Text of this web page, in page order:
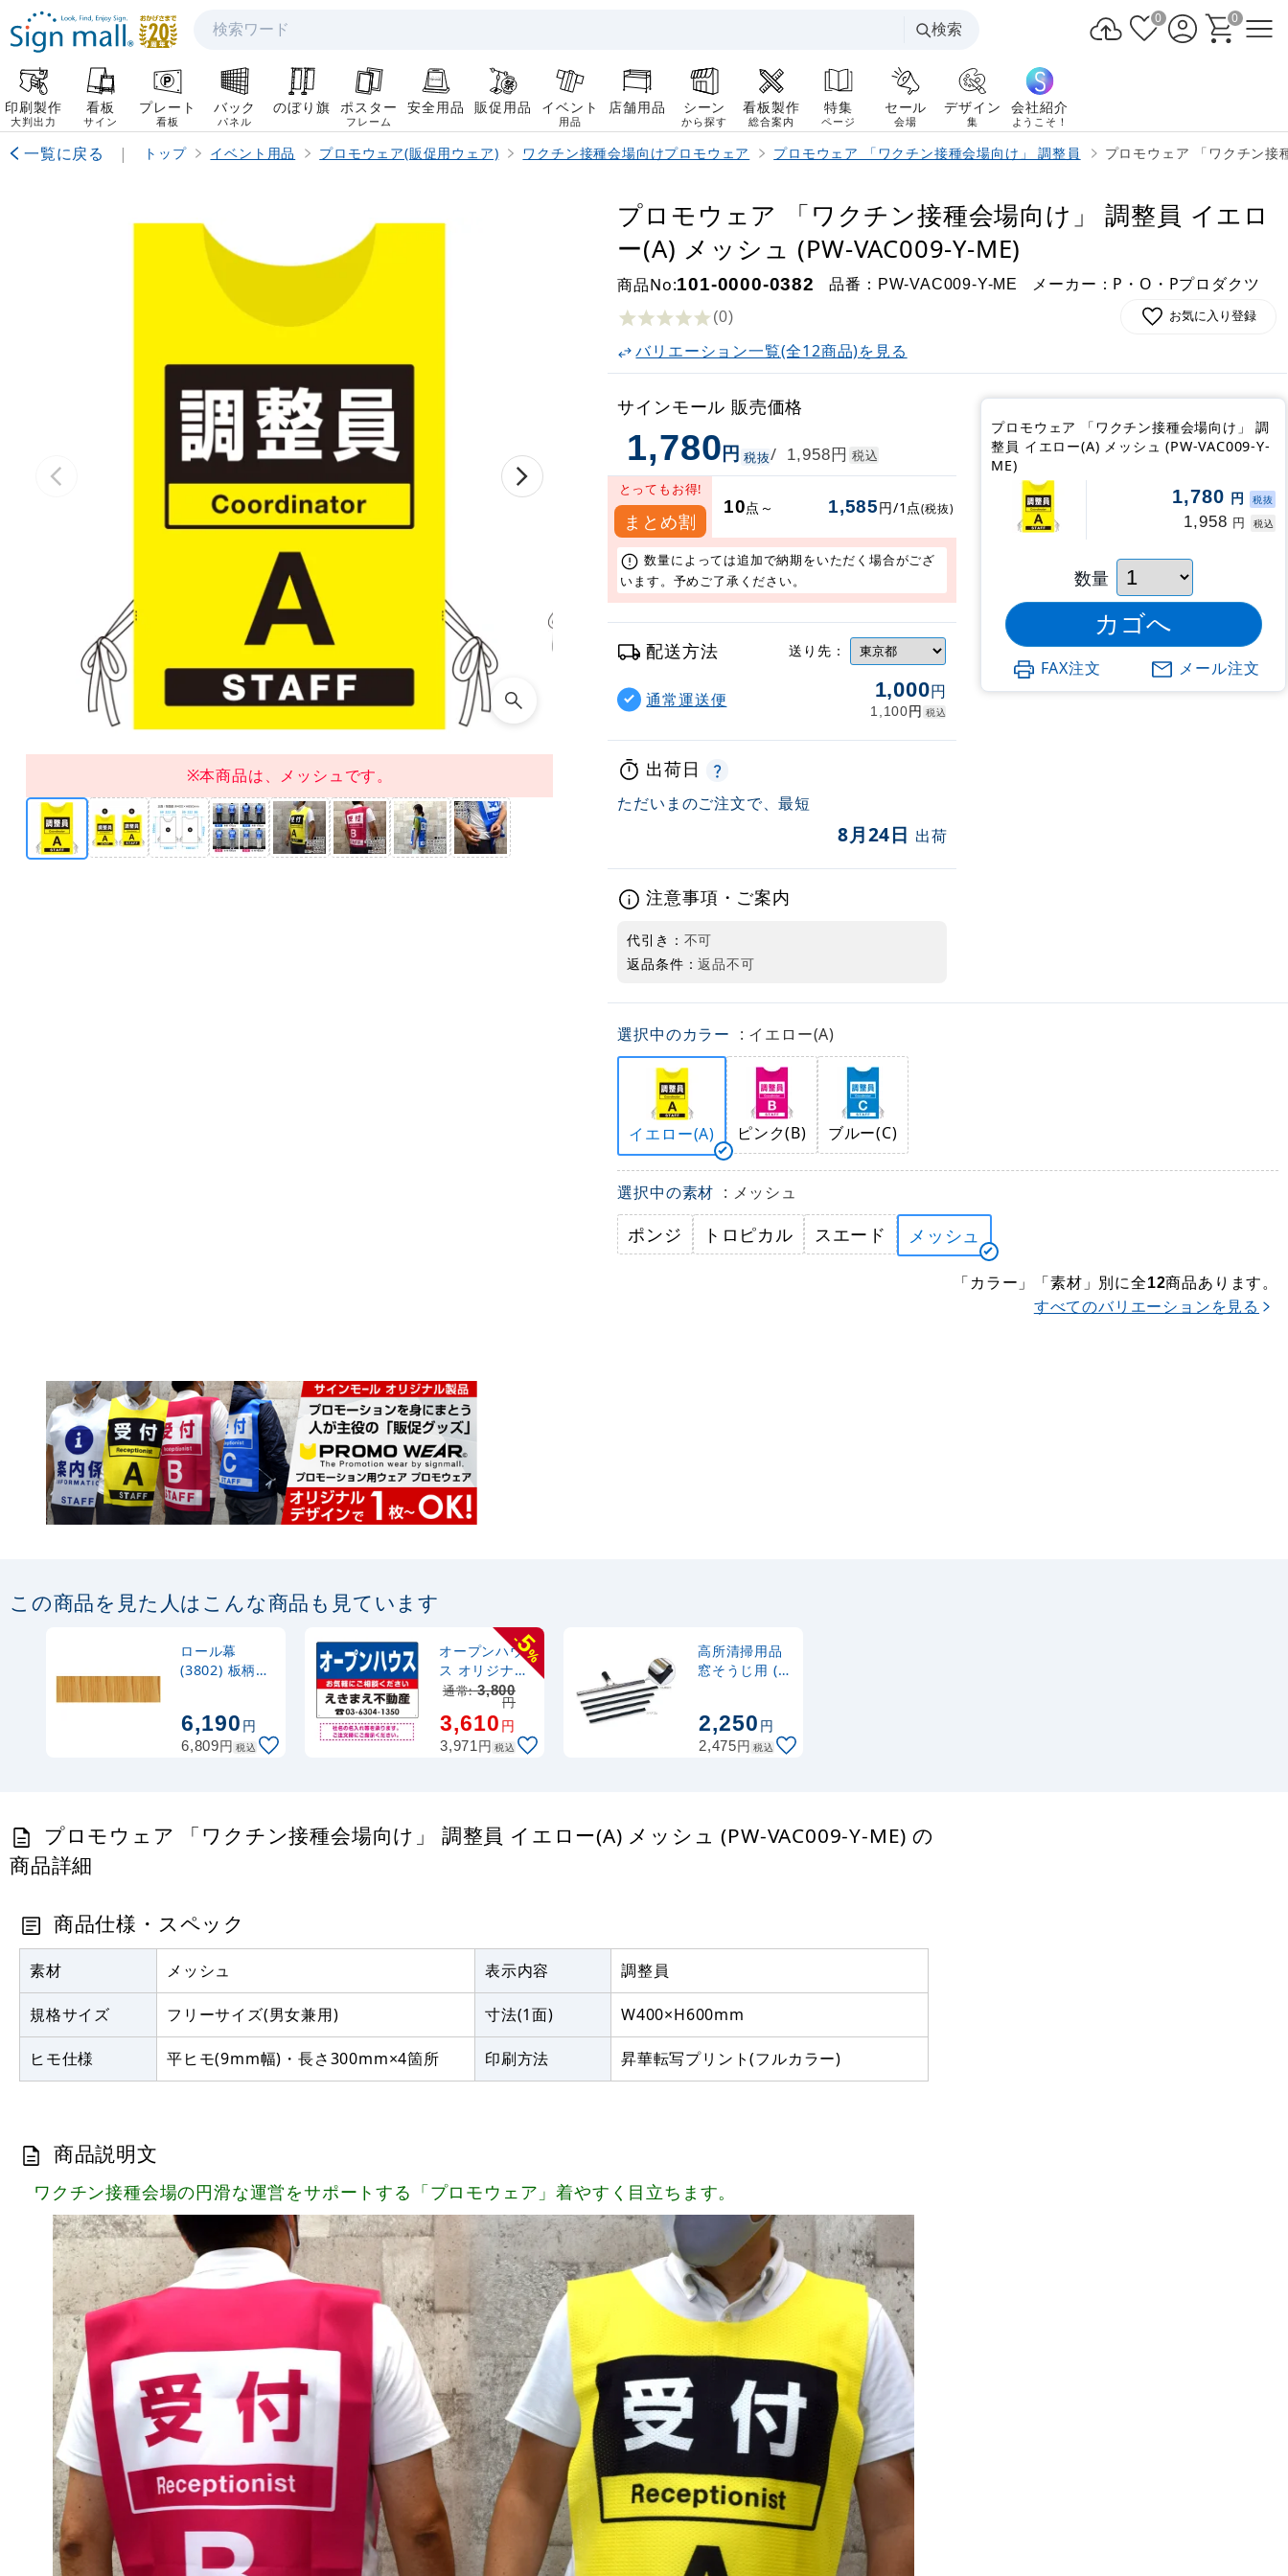
検索
検索
0 0
印刷製作
大判出力
看板
サイン
プレート
看板
バック
パネル
のぼり旗 ポスター
フレーム
安全用品 販促用品 イベント
用品
店舗用品 シーン
から探す
看板製作
総合案内
特集
ページ
セール
会場
デザイン
集
会社紹介
ようこそ！
一覧に戻る | トップ イベント用品 プロモウェア(販促用ウェア) ワクチン接種会場向けプロモウェア プロモウェア 「ワクチン接種会場向け」 調整員 プロモウェア 「ワクチン接
※本商品は、メッシュです。
プロモウェア 「ワクチン接種会場向け」 調整員 イエロ
ー(A) メッシュ (PW-VAC009-Y-ME)
商品No:101-0000-0382 品番： PW-VAC009-Y-ME メーカー：P・O・Pプロダクツ
(0) お気に入り登録
バリエーション一覧(全12商品)を見る
サインモール 販売価格
1,780円 税抜/ 1,958円 税込
とってもお得!
まとめ割
10点～ 1,585円/1点(税抜)
数量によっては追加で納期をいただく場合がござ
います。予めご了承ください。
配送方法 送り先：
通常運送便 1,000円
1,100円 税込
出荷日
ただいまのご注文で、最短
8月24日 出荷
注意事項・ご案内
代引き： 不可
返品条件：返品不可
プロモウェア 「ワクチン接種会場向け」 調
整員 イエロー(A) メッシュ (PW-VAC009-Y-
ME)
1,780 円 税抜
1,958 円 税込
数量
FAX注文 メール注文
選択中のカラー : イエロー(A)
イエロー(A) ピンク(B) ブルー(C)
選択中の素材 : メッシュ
ポンジ トロピカル スエード メッシュ
「カラー」「素材」別に全12商品あります。
すべてのバリエーションを見る
この商品を見た人はこんな商品も見ています
ロール幕
(3802) 板柄
6,190円
6,809円 税込
-
5
%
オープンハウ
ス オリジナル
プレート看板
W600×H450
エコユニボー
通常:3,800
円
3,610円
3,971円 税込
高所清掃用品
窓そうじ用 (水
幅:40cm (CL-
509-140-0)
2,250円
2,475円 税込
プロモウェア 「ワクチン接種会場向け」 調整員 イエロー(A) メッシュ (PW-VAC009-Y-ME) の
商品詳細
商品仕様・スペック
素材 メッシュ 表示内容 調整員
規格サイズ フリーサイズ(男女兼用) 寸法(1面) W400×H600mm
ヒモ仕様 平ヒモ(9mm幅)・長さ300mm×4箇所 印刷方法 昇華転写プリント(フルカラー)
商品説明文
ワクチン接種会場の円滑な運営をサポートする「プロモウェア」着やすく目立ちます。